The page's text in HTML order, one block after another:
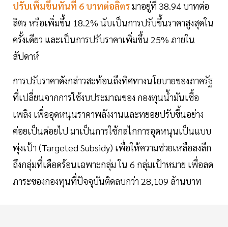
ปรับเพิ่มขึ้นทันที 6 บาทต่อลิตรมาอยู่ที่ 38.94 บาทต่อ
ลิตร หรือเพิ่มขึ้น 18.2% นับเป็นการปรับขึ้นราคาสูงสุดใน
ครั้งเดียว และเป็นการปรับราคาเพิ่มขึ้น 25% ภายใน
สัปดาห์
การปรับราคาดังกล่าวสะท้อนถึงทิศทางนโยบายของภาครัฐ
ที่เปลี่ยนจากการใช้งบประมาณของ กองทุนน้ำมันเชื้อ
เพลิง เพื่ออุดหนุนราคาพลังงานและทยอยปรับขึ้นอย่าง
ค่อยเป็นค่อยไป มาเป็นการใช้กลไกการอุดหนุนเป็นแบบ
พุ่งเป้า (Targeted Subsidy) เพื่อให้ความช่วยเหลือลงลึก
ถึงกลุ่มที่เดือดร้อนเฉพาะกลุ่ม ใน 6 กลุ่มเป้าหมาย เพื่อลด
ภาระของกองทุนที่ปัจจุบันติดลบกว่า 28,109 ล้านบาท